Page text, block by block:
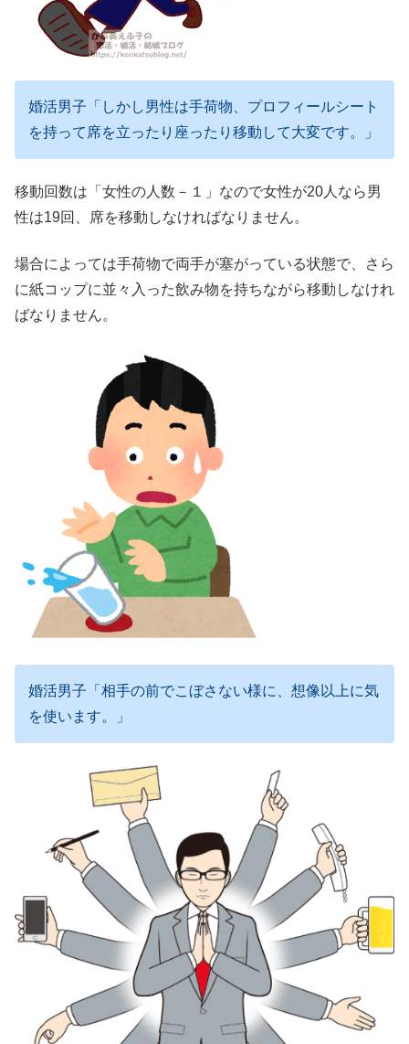
婚活男子「しかし男性は手荷物、プロフィールシート
を持って席を立ったり座ったり移動して大変です。」
移動回数は「女性の人数－１」なので女性が20人なら男
性は19回、席を移動しなければなりません。
場合によっては手荷物で両手が塞がっている状態で、さら
に紙コップに並々入った飲み物を持ちながら移動しなけれ
ばなりません。
婚活男子「相手の前でこぼさない様に、想像以上に気
を使います。」